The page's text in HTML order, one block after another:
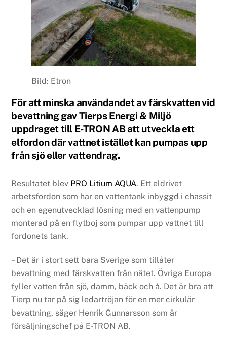
Bild: Etron
För att minska användandet av färskvatten vid
bevattning gav Tierps Energi & Miljö
uppdraget till E-TRON AB att utveckla ett
elfordon där vattnet istället kan pumpas upp
från sjö eller vattendrag.
Resultatet blev PRO Litium AQUA. Ett eldrivet
arbetsfordon som har en vattentank inbyggd i chassit
och en egenutvecklad lösning med en vattenpump
monterad på en flytboj som pumpar upp vattnet till
fordonets tank.
– Det är i stort sett bara Sverige som tillåter
bevattning med färskvatten från nätet. Övriga Europa
fyller vatten från sjö, damm, bäck och å. Det är bra att
Tierp nu tar på sig ledartröjan för en mer cirkulär
bevattning, säger Henrik Gunnarsson som är
försäljningschef på E-TRON AB.